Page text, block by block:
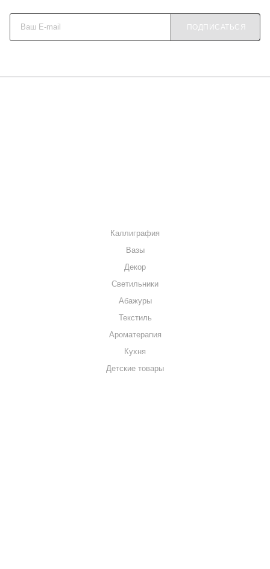
ПОДПИСАТЬСЯ
Каллиграфия
Вазы
Декор
Светильники
Абажуры
Текстиль
Ароматерапия
Кухня
Детские товары